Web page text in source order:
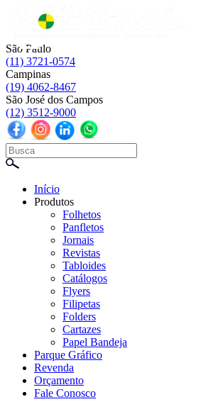
São Paulo
(11) 3721-0574
Campinas
(19) 4062-8467
São José dos Campos
(12) 3512-9000
☰
Início
Produtos
Folhetos
Panfletos
Jornais
Revistas
Tabloides
Catálogos
Flyers
Filipetas
Folders
Cartazes
Papel Bandeja
Parque Gráfico
Revenda
Orçamento
Fale Conosco